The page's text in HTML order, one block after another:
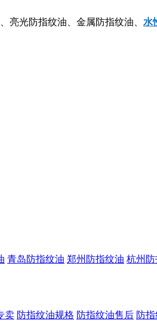
亮光防指纹油、金属防指纹油、 水
青岛防指纹油 郑州防指纹油 杭州
卖 防指纹油规格 防指纹油售后 防